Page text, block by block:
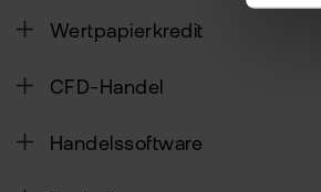
Wertpapierkredit
CFD-Handel
Handelssoftware